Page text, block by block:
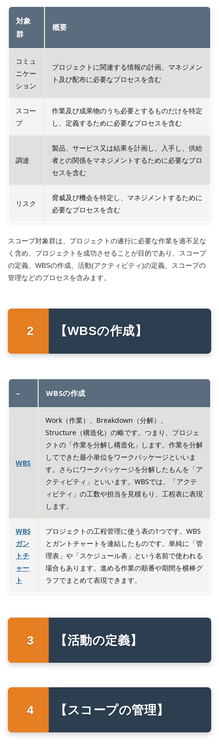
対象
群
概要
コミュ
ニケー
ション
プロジェクトに関連する情報の計画、マネジメン
ト及び配布に必要なプロセスを含む
スコー
プ
作業及び成果物のうち必要とするものだけを特定
し、定義するために必要なプロセスを含む
調達
製品、サービス又は結果を計画し、入手し、供給
者との関係をマネジメントするために必要なプロ
セスを含む
リスク
脅威及び機会を特定し、マネジメントするために
必要なプロセスを含む
スコープ対象群は、プロジェクトの遂行に必要な作業を過不足な
く含め、プロジェクトを成功させることが目的であり、スコープ
の定義、WBSの作成、活動(アクティビティ)の定義、スコープの
管理などのプロセスを含みます。
【WBSの作成】
– WBSの作成
WBS
Work（作業）、Breakdown（分解）、
Structure（構造化）の略です。つまり、プロジェ
クトの「作業を分解し構造化」します。作業を分解
してできた最小単位をワークパッケージといいま
す。さらにワークパッケージを分解したもんを「ア
クティビティ」といいます。WBSでは、「アクテ
ィビティ」の工数や担当を見積もり、工程表に表現
します。
WBS
ガン
トチ
ャー
ト
プロジェクトの工程管理に使う表の1つです。WBS
とガントチャートを連結したものです。単純に「管
理表」や「スケジュール表」という名前で使われる
場合もあります。進める作業の順番や期間を横棒グ
ラフでまとめて表現できます。
【活動の定義】
【スコープの管理】